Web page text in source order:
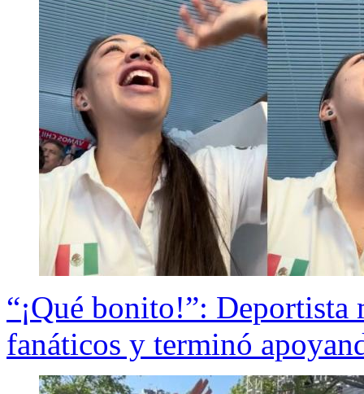
“¡Qué bonito!”: Deportista
fanáticos y terminó